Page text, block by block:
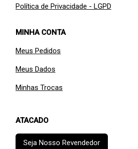
Política de Privacidade - LGPD
MINHA CONTA
Meus Pedidos
Meus Dados
Minhas Trocas
ATACADO
Seja Nosso Revendedor